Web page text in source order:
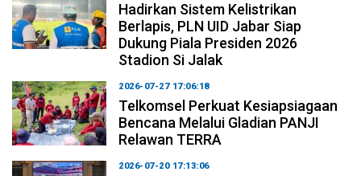
Hadirkan Sistem Kelistrikan
Berlapis, PLN UID Jabar Siap
Dukung Piala Presiden 2026
Stadion Si Jalak
2026-07-27 17:06:18
Telkomsel Perkuat Kesiapsiagaan
Bencana Melalui Gladian PANJI
Relawan TERRA
2026-07-20 17:13:06